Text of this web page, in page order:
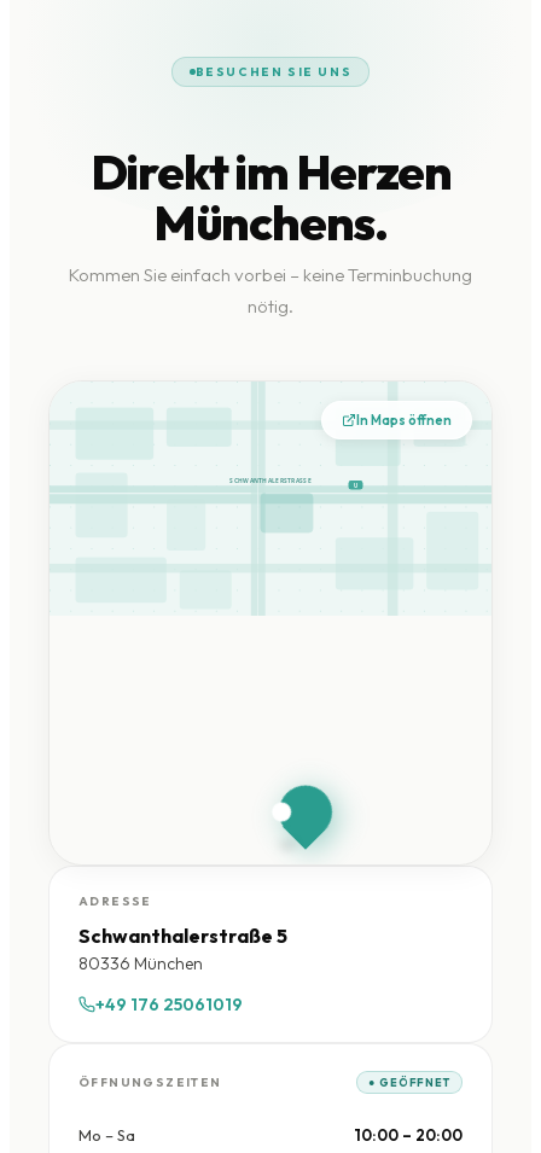
BESUCHEN SIE UNS
Direkt im Herzen
Münchens.
Kommen Sie einfach vorbei – keine Terminbuchung
nötig.
SCHWANTHALERSTRASSE
U
Schwanthalerstraße 5 ·
In Maps öffnen
ADRESSE
Schwanthalerstraße 5
80336 München
+49 176 25061019
ÖFFNUNGSZEITEN ● GEÖFFNET
Mo – Sa 10:00 – 20:00